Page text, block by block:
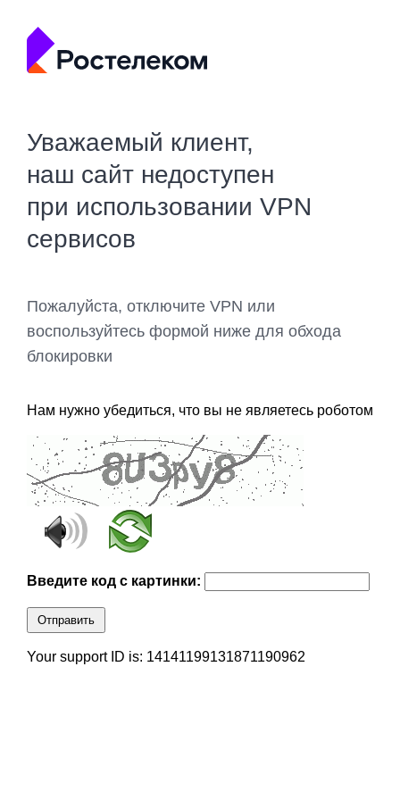
Уважаемый клиент,
наш сайт недоступен
при использовании VPN
сервисов
Пожалуйста, отключите VPN или
воспользуйтесь формой ниже для обхода
блокировки
Нам нужно убедиться, что вы не являетесь роботом
Введите код с картинки:
Отправить
Your support ID is: 14141199131871190962